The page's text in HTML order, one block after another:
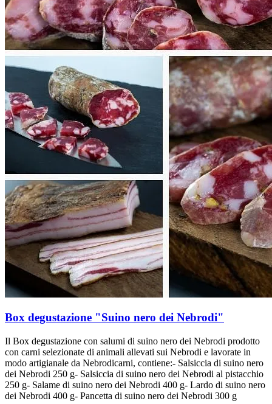
Box degustazione "Suino nero dei Nebrodi"
Il Box degustazione con salumi di suino nero dei Nebrodi prodotto
con carni selezionate di animali allevati sui Nebrodi e lavorate in
modo artigianale da Nebrodicarni, contiene:- Salsiccia di suino nero
dei Nebrodi 250 g- Salsiccia di suino nero dei Nebrodi al pistacchio
250 g- Salame di suino nero dei Nebrodi 400 g- Lardo di suino nero
dei Nebrodi 400 g- Pancetta di suino nero dei Nebrodi 300 g